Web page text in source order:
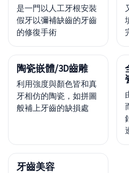
是一門以人工牙根安裝
假牙以彌補缺齒的牙齒
的修復手術
陶瓷嵌體/3D齒雕
利用強度與顏色皆和真
牙相仿的陶瓷，如拼圖
般補上牙齒的缺損處
牙齒美容